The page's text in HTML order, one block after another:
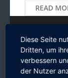
READ
Diese Seite
Dritten, um
verbessern
der Nutzer